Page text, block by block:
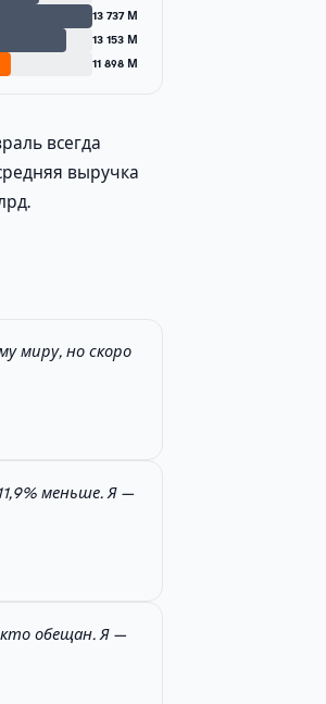
13 737 М
13 153 М
11 898 М
всегда
выручка
миру, но скоро
меньше. Я —
обещан. Я —